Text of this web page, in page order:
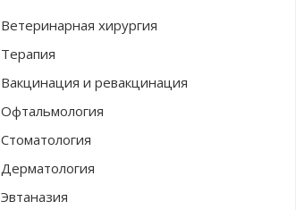
Ветеринарная хирургия
Терапия
Вакцинация и ревакцинация
Офтальмология
Стоматология
Дерматология
Эвтаназия